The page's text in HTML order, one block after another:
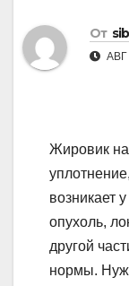
От
АВГ
Жировик на
возникает
опухоль,
другой
нормы.